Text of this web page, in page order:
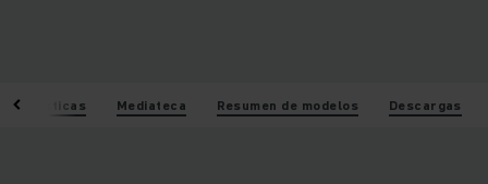
Mediateca Resumen de modelos Descargas